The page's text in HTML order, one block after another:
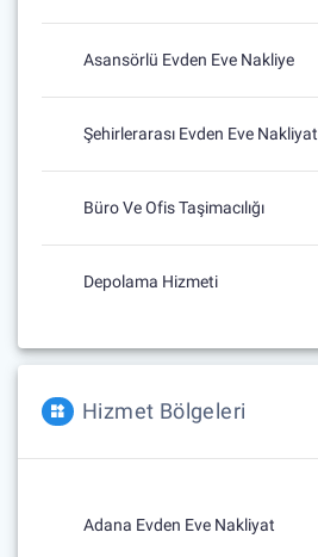
Asansörlü Evden Eve Nakliye
Şehirlerarası Evden Eve Nakliyat
Büro Ve Ofis Taşimacılığı
Depolama Hizmeti
Hizmet Bölgeleri
Adana Evden Eve Nakliyat